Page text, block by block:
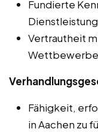
Fundierte
Vertrautheit
Fähigkeit,
in Aachen zu